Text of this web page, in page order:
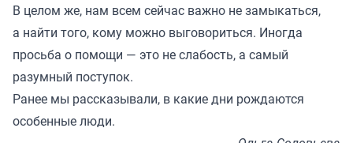
В целом же, нам всем сейчас важно не замыкаться,
а найти того, кому можно выговориться. Иногда
просьба о помощи — это не слабость, а самый
разумный поступок.
Ранее мы рассказывали, в какие дни рождаются
особенные люди.